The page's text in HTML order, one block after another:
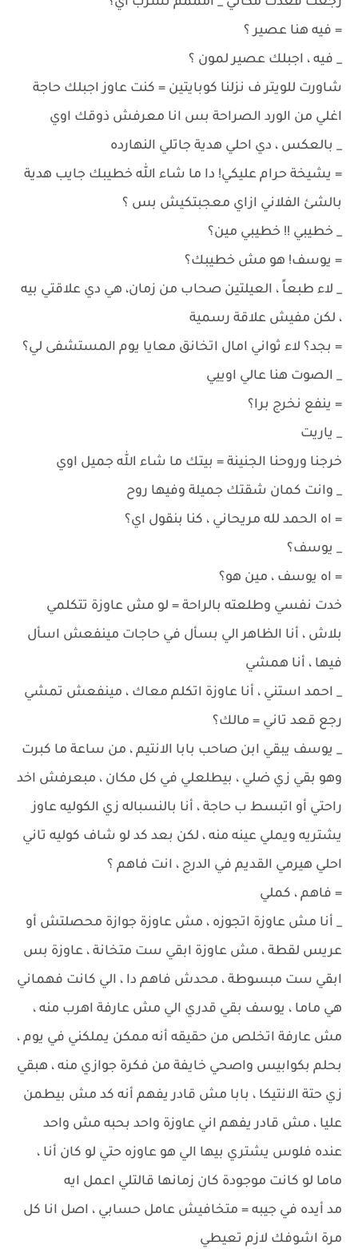
= فيه هنا عصير ؟
_ فيه ، اجبلك عصير لمون ؟
شاورت للويتر ف نزلنا كوبايتين = كنت عاوز اجبلك حاجة
اغلي من الورد الصراحة بس انا معرفش ذوقك اوي
_ بالعكس ، دي احلي هدية جاتلي النهارده
= يشيخة حرام عليكي! دا ما شاء الله خطيبك جايب هدية
بالشئ الفلاني ازاي معجبتكيش بس ؟
_ خطيبي !! خطيبي مين؟
= يوسف! هو مش خطيبك؟
_ لاء طبعاً ، العيلتين صحاب من زمان، هي دي علاقتي بيه
، لكن مفيش علاقة رسمية
= بجد؟ لاء ثواني امال اتخانق معايا يوم المستشفى لي؟
_ الصوت هنا عالي اوييي
= ينفع نخرج برا؟
_ ياريت
خرجنا وروحنا الجنينة = بيتك ما شاء الله جميل اوي
_ وانت كمان شقتك جميلة وفيها روح
= اه الحمد لله مريحاني ، كنا بنقول اي؟
_ يوسف؟
= اه يوسف ، مين هو؟
خدت نفسي وطلعته بالراحة = لو مش عاوزة تتكلمي
بلاش ، أنا الظاهر الي بسأل في حاجات مينفعش اسأل
فيها ، أنا همشي
_ احمد استني ، أنا عاوزة اتكلم معاك ، مينفعش تمشي
رجع قعد تاني = مالك؟
_ يوسف يبقي ابن صاحب بابا الانتيم ، من ساعة ما كبرت
وهو بقي زي ضلي ، بيطلعلي في كل مكان ، مبعرفش اخد
راحتي أو اتبسط ب حاجة ، أنا بالنسباله زي الكوليه عاوز
يشتريه ويملي عينه منه ، لكن بعد كد لو شاف كوليه تاني
احلي هيرمي القديم في الدرج ، انت فاهم ؟
= فاهم ، كملي
_ أنا مش عاوزة اتجوزه ، مش عاوزة جوازة محصلتش أو
عريس لقطة ، مش عاوزة ابقي ست متخانة ، عاوزة بس
ابقي ست مبسوطة ، محدش فاهم دا ، الي كانت فهماني
هي ماما ، يوسف بقي قدري الي مش عارفة اهرب منه ،
مش عارفة اتخلص من حقيقه أنه ممكن يملكني في يوم ،
بحلم بكوابيس واصحي خايفة من فكرة جوازي منه ، هبقي
زي حتة الانتيكا ، بابا مش قادر يفهم أنه كد مش بيطمن
عليا ، مش قادر يفهم اني عاوزة واحد بحبه مش واحد
عنده فلوس يشتري بيها الي هو عاوزه حتي لو كان أنا ،
ماما لو كانت موجودة كان زمانها قالتلي اعمل ايه
مد أيده في جيبه = متخافيش عامل حسابي ، اصل انا كل
مرة اشوفك لازم تعيطي